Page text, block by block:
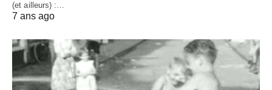
(et ailleurs) :…
7 ans ago